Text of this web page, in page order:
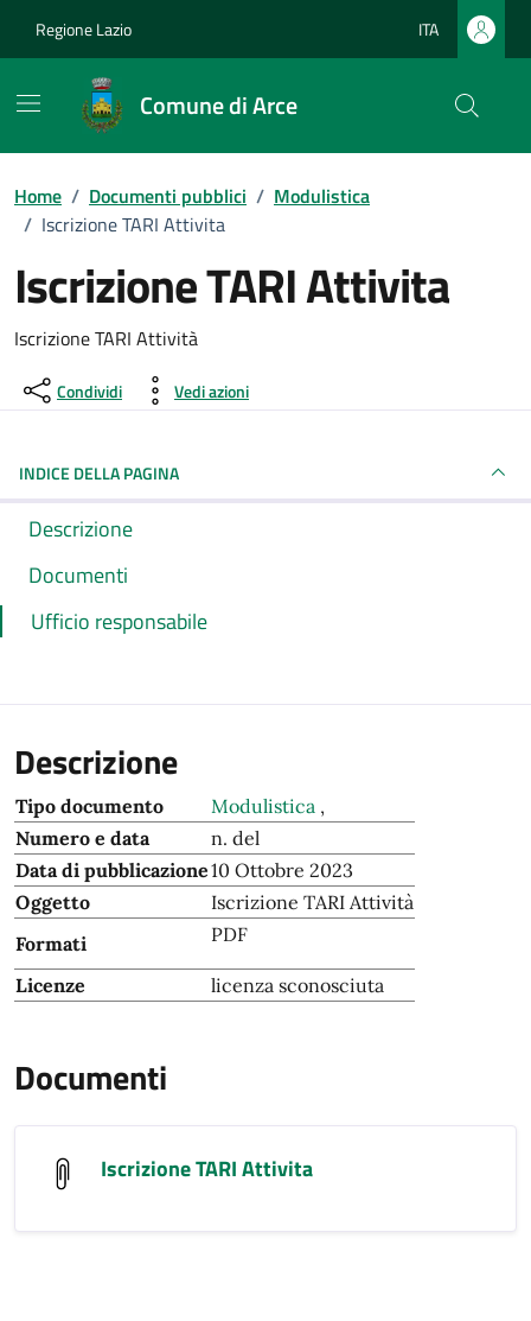
Regione Lazio Lingua attiva:
ITA
Comune di Arce
Home / Documenti pubblici / Modulistica
/ Iscrizione TARI Attivita
Iscrizione TARI Attivita
Dettagli del documento
Iscrizione TARI Attività
Condividi Vedi azioni
INDICE DELLA PAGINA
Descrizione
Documenti
Ufficio responsabile
Descrizione
Tipo documento Modulistica ,
Numero e data
n. del
Data di pubblicazione10 Ottobre 2023
Oggetto
Iscrizione TARI Attività
Formati
PDF
Licenze licenza sconosciuta
Documenti
Iscrizione TARI Attivita